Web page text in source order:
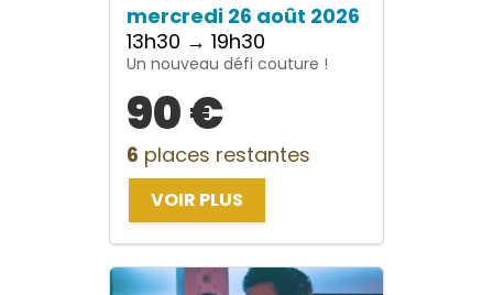
mercredi 26 août 2026
13h30 → 19h30
Un nouveau défi couture !
90 €
6 places restantes
VOIR PLUS